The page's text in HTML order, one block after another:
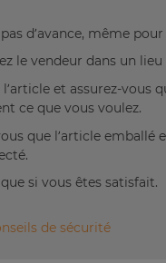
d’avance, même
le vendeur dans un
et assurez-vous
ce que vous voulez.
que l’article emballé
si vous êtes satisfait.
de sécurité